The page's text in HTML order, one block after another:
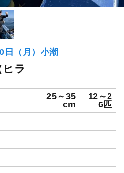
日（月）小潮
ヒラ
25～35
cm
12～2
6匹